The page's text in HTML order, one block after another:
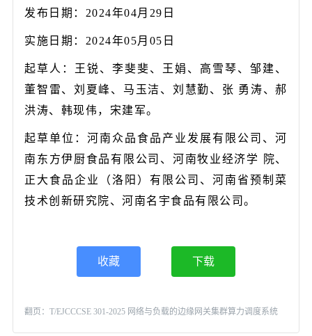
发布日期：2024年04月29日
实施日期：2024年05月05日
起草人：王锐、李斐斐、王娟、高雪琴、邹建、
董智雷、刘夏峰、马玉洁、刘慧勤、张 勇涛、郝
洪涛、韩现伟，宋建军。
起草单位：河南众品食品产业发展有限公司、河
南东方伊厨食品有限公司、河南牧业经济学 院、
正大食品企业（洛阳）有限公司、河南省预制菜
技术创新研究院、河南名宇食品有限公司。
收藏 下载
翻页：T/EJCCCSE 301-2025 网络与负载的边缘网关集群算力调度系统